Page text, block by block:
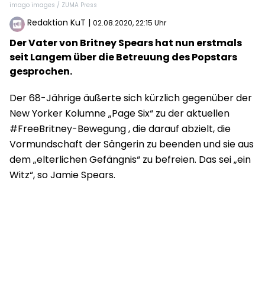
imago images / ZUMA Press
Redaktion KuT | 02.08.2020, 22:15 Uhr
Der Vater von Britney Spears hat nun erstmals
seit Langem über die Betreuung des Popstars
gesprochen.
Der 68-Jährige äußerte sich kürzlich gegenüber der
New Yorker Kolumne „Page Six“ zu der aktuellen
#FreeBritney-Bewegung , die darauf abzielt, die
Vormundschaft der Sängerin zu beenden und sie aus
dem „elterlichen Gefängnis“ zu befreien. Das sei „ein
Witz“, so Jamie Spears.